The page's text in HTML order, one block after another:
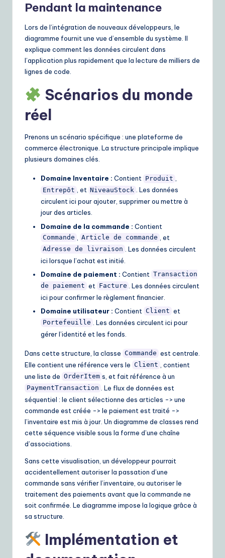
Pendant la maintenance
Lors de l’intégration de nouveaux développeurs, le
diagramme fournit une vue d’ensemble du système. Il
explique comment les données circulent dans
l’application plus rapidement que la lecture de milliers de
lignes de code.
Scénarios du monde
réel
Prenons un scénario spécifique : une plateforme de
commerce électronique. La structure principale implique
plusieurs domaines clés.
Domaine Inventaire : Contient Produit ,
Entrepôt , et NiveauStock . Les données
circulent ici pour ajouter, supprimer ou mettre à
jour des articles.
Domaine de la commande : Contient
Commande Article de commande , et
Adresse de livraison
. Les données circulent
ici lorsque l’achat est initié.
Domaine de paiement : Contient Transaction
de paiement et Facture
. Les données circulent
ici pour confirmer le règlement financier.
Domaine utilisateur : Contient Client et
Portefeuille
. Les données circulent ici pour
gérer l’identité et les fonds.
Dans cette structure, la classe Commande est centrale.
Elle contient une référence vers le Client
, contient
une liste de OrderItem s, et fait référence à un
PaymentTransaction
. Le flux de données est
séquentiel : le client sélectionne des articles -> une
commande est créée -> le paiement est traité ->
l’inventaire est mis à jour. Un diagramme de classes rend
cette séquence visible sous la forme d’une chaîne
d’associations.
Sans cette visualisation, un développeur pourrait
accidentellement autoriser la passation d’une
commande sans vérifier l’inventaire, ou autoriser le
traitement des paiements avant que la commande ne
soit confirmée. Le diagramme impose la logique grâce à
sa structure.
Implémentation et